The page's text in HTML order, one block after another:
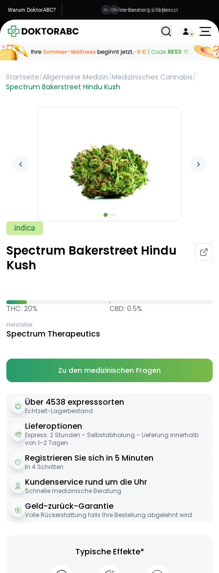
Warum DoktorABC? Versand in 1-2 Tagen
Alle
Startseite/Allgemeine Medizin/Medizinisches Cannabis/
Spectrum Bakerstreet Hindu Kush
indica
Spectrum Bakerstreet Hindu
Kush
THC: 20% CBD: 0.5%
Hersteller
Spectrum Therapeutics
Zu den medizinischen Fragen
Über 4538 expresssorten
Echtzeit-Lagerbestand
Lieferoptionen
Express: 2 Stunden – Selbstabholung – Lieferung innerhalb
von 1–2 Tagen
Registrieren Sie sich in 5 Minuten
In 4 Schritten
Kundenservice rund um die Uhr
Schnelle medizinische Beratung
Geld-zurück-Garantie
Volle Rückerstattung falls Ihre Bestellung abgelehnt wird
Typische Effekte*